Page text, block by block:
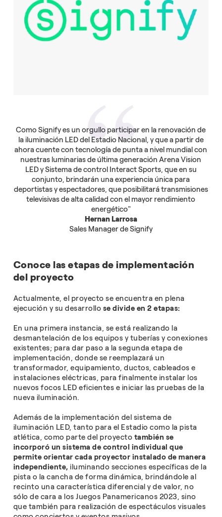
Como Signify es un orgullo participar en la renovación de
la iluminación LED del Estadio Nacional, y que a partir de
ahora cuente con tecnología de punta a nivel mundial con
nuestras luminarias de última generación Arena Vision
LED y Sistema de control Interact Sports, que en su
conjunto, brindarán una experiencia única para
deportistas y espectadores, que posibilitará transmisiones
televisivas de alta calidad con el mayor rendimiento
energético"
Hernan Larrosa
Sales Manager de Signify
Conoce las etapas de implementación
del proyecto
Actualmente, el proyecto se encuentra en plena
ejecución y su desarrollo se divide en 2 etapas:
En una primera instancia, se está realizando la
desmantelación de los equipos y tuberías y conexiones
existentes; para dar paso a la segunda etapa de
implementación, donde se reemplazará un
transformador, equipamiento, ductos, cableados e
instalaciones eléctricas, para finalmente instalar los
nuevos focos LED eficientes e iniciar las pruebas de la
nueva iluminación.
Además de la implementación del sistema de
iluminación LED, tanto para el Estadio como la pista
atlética, como parte del proyecto también se
incorporó un sistema de control individual que
permite orientar cada proyector instalado de manera
independiente, iluminando secciones específicas de la
pista o la cancha de forma dinámica, brindándole al
recinto una característica diferencial y de valor, no
sólo de cara a los Juegos Panamericanos 2023, sino
que también para realización de espectáculos visuales